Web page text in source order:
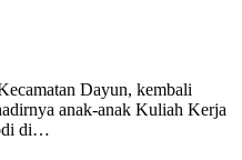
Dayun, kembali
anak-anak Kuliah Kerja
di…